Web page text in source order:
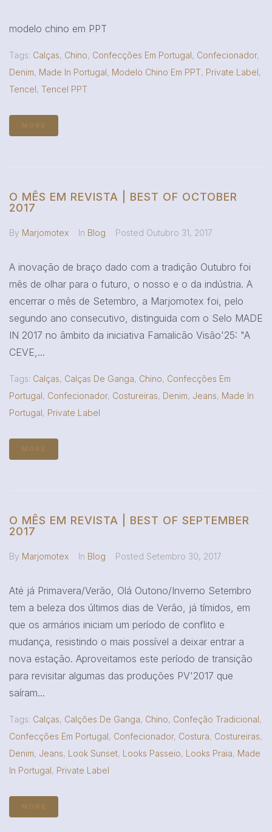
modelo chino em PPT
Tags: Calças, Chino, Confecções Em Portugal, Confecionador,
Denim, Made In Portugal, Modelo Chino Em PPT, Private Label,
Tencel, Tencel PPT
O MÊS EM REVISTA | BEST OF OCTOBER
2017
By Marjomotex In Blog Posted Outubro 31, 2017
A inovação de braço dado com a tradição Outubro foi
mês de olhar para o futuro, o nosso e o da indústria. A
encerrar o mês de Setembro, a Marjomotex foi, pelo
segundo ano consecutivo, distinguida com o Selo MADE
IN 2017 no âmbito da iniciativa Famalicão Visão'25: "A
CEVE,...
Tags: Calças, Calças De Ganga, Chino, Confecções Em
Portugal, Confecionador, Costureiras, Denim, Jeans, Made In
Portugal, Private Label
O MÊS EM REVISTA | BEST OF SEPTEMBER
2017
By Marjomotex In Blog Posted Setembro 30, 2017
Até já Primavera/Verão, Olá Outono/Inverno Setembro
tem a beleza dos últimos dias de Verão, já tímidos, em
que os armários iniciam um período de conflito e
mudança, resistindo o mais possível a deixar entrar a
nova estação. Aproveitamos este período de transição
para revisitar algumas das produções PV'2017 que
saíram...
Tags: Calças, Calções De Ganga, Chino, Confeção Tradicional,
Confecções Em Portugal, Confecionador, Costura, Costureiras,
Denim, Jeans, Look Sunset, Looks Passeio, Looks Praia, Made
In Portugal, Private Label